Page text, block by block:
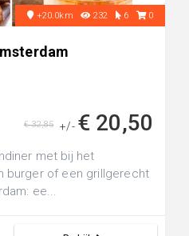
+20.0km 232 6 0
+/- € 20,50
€ 32,85
met bij het
burger of een grillgerecht
ee...